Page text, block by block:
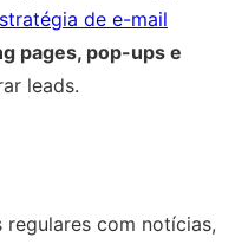
de e-mail
pages, pop-ups e
leads.
regulares com notícias,